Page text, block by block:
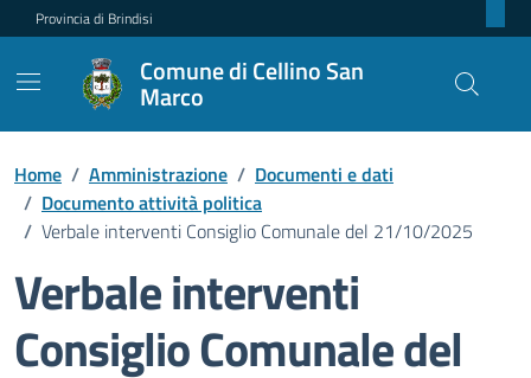
Provincia di Brindisi
Comune di Cellino San
Marco
Home / Amministrazione / Documenti e dati
/ Documento attività politica
/ Verbale interventi Consiglio Comunale del 21/10/2025
Verbale interventi
Consiglio Comunale del